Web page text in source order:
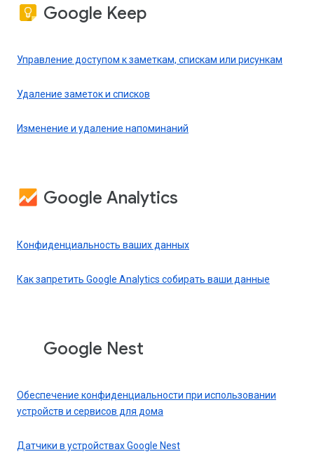
Google Keep
Управление доступом к заметкам, спискам или рисункам
Удаление заметок и списков
Изменение и удаление напоминаний
Google Analytics
Конфиденциальность ваших данных
Как запретить Google Analytics собирать ваши данные
Google Nest
Обеспечение конфиденциальности при использовании
устройств и сервисов для дома
Датчики в устройствах Google Nest